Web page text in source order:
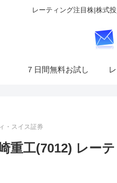
レーティング注目株|株式
７日間無料お試し
・スイス証券
重工(7012) レー